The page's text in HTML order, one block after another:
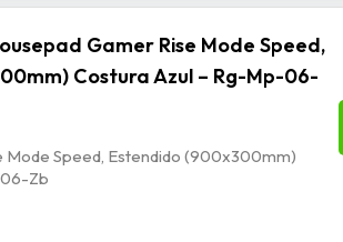
Gamer Rise Mode Speed,
Costura Azul – Rg-Mp-06-
Mode Speed, Estendido (900x300mm)
Zb